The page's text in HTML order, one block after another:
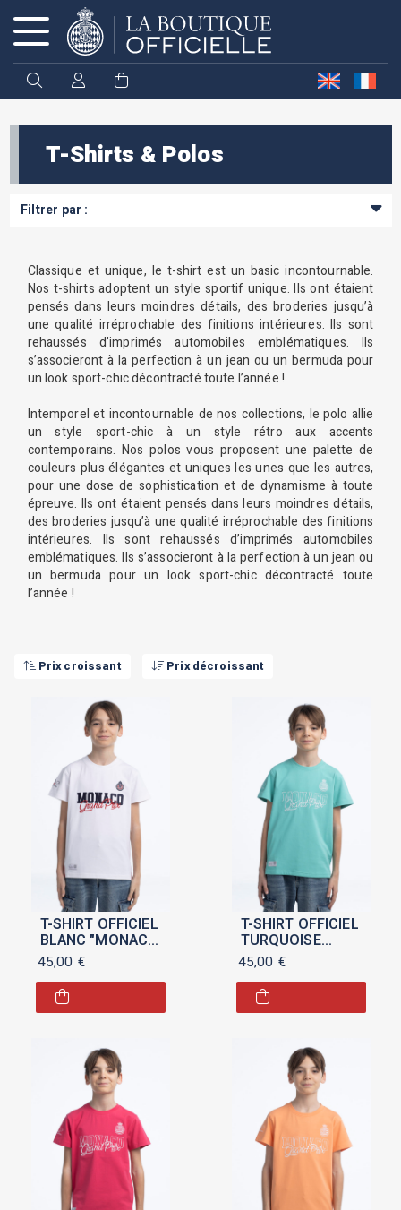
T-Shirts & Polos
Filtrer par :
Classique et unique, le t-shirt est un basic incontournable.
Nos t-shirts adoptent un style sportif unique. Ils ont étaient
pensés dans leurs moindres détails, des broderies jusqu’à
une qualité irréprochable des finitions intérieures. Ils sont
rehaussés d’imprimés automobiles emblématiques. Ils
s’associeront à la perfection à un jean ou un bermuda pour
un look sport-chic décontracté toute l’année !
Intemporel et incontournable de nos collections, le polo allie
un style sport-chic à un style rétro aux accents
contemporains. Nos polos vous proposent une palette de
couleurs plus élégantes et uniques les unes que les autres,
pour une dose de sophistication et de dynamisme à toute
épreuve. Ils ont étaient pensés dans leurs moindres détails,
des broderies jusqu’à une qualité irréprochable des finitions
intérieures. Ils sont rehaussés d’imprimés automobiles
emblématiques. Ils s’associeront à la perfection à un jean ou
un bermuda pour un look sport-chic décontracté toute
l’année !
Prix croissant Prix décroissant
T-SHIRT OFFICIEL
BLANC "MONACO
GRAND PRIX
2025" POUR
ENFANT
45,00 €
T-SHIRT OFFICIEL
TURQUOISE
"MONACO GRAND
PRIX 2025" POUR
ENFANT
45,00 €
Cookies management panel